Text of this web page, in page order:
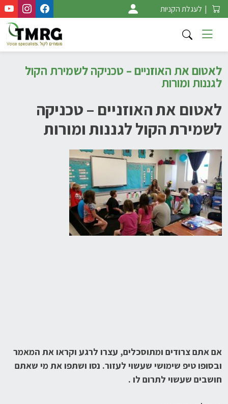
Skip
to
content
| לעגלת הקניות
לאטום את האוזניים – טכניקה לשמירת הקול
לגננות ומורות
לאטום את האוזניים – טכניקה
לשמירת הקול לגננות ומורות
אם אתם צרודים ומתוסכלים, עצרו לרגע וקראו את המאמר
ובסופו טיפ שימושי שעשוי לעזור. נסו ושתפו את מי שאתם
חושבים שעשוי לתרום לו .